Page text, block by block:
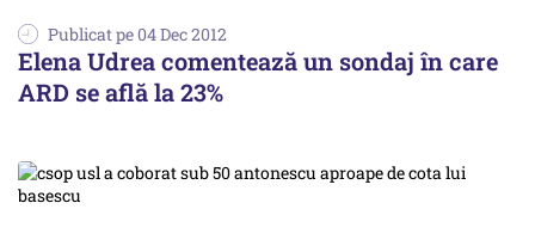
Publicat pe 04 Dec 2012
Elena Udrea comentează un sondaj în care
ARD se află la 23%